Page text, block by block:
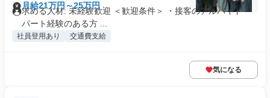
月給21万円～25万円
求める人材: 未経験歓迎 ＜歓迎条件＞ ・接客のアルバイト・
パート経験のある方 ...
社員登用あり 交通費支給
気になる